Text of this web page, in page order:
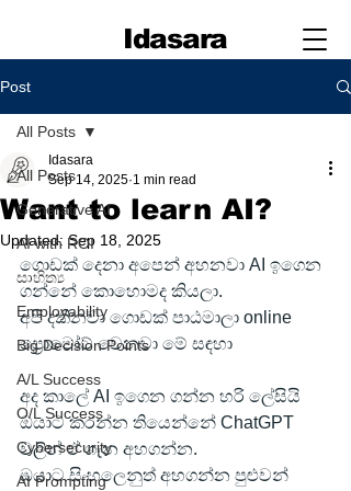
Idasara
Post
All Posts
Generative AI
AI with ROI
සාහිත්‍ය
Employability
Big Decision Points
A/L Success
O/L Success
Cybersecurity
AI Prompting
All Posts
Want to learn AI?
Idasara
Sep 14, 2025 1 min read
Updated: Sep 18, 2025
ගොඩක් දෙනා අපෙන් අහනවා AI ඉගෙන
ගන්නේ කොහොමද කියලා.
අපි දකිනවා ගොඩක් පාඨමාලා online
ප්‍රොමෝට් වෙනවා මේ සඳහා
අද කාලේ AI ඉගෙන ගන්න හරි ලේසියි
ඔයාට කරන්න තියෙන්නේ ChatGPT
වලින් ඒ ගැන අහගන්න.
ඔයාට සිංහලෙනුත් අහගන්න පුළුවන්